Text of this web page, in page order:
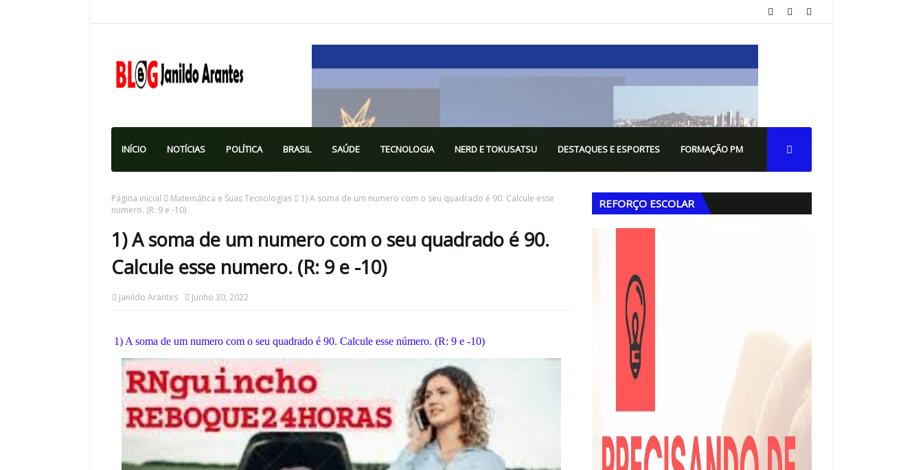
INÍCIO NOTÍCIAS POLÍTICA BRASIL SAÚDE TECNOLOGIA NERD E TOKUSATSU DESTAQUES E ESPORTES FORMAÇÃO PM
Página inicial Matemática e Suas Tecnologias
1) A soma de um numero com o seu quadrado é 90. Calcule esse
numero. (R: 9 e -10)
1) A soma de um numero com o seu quadrado é 90.
Calcule esse numero. (R: 9 e -10)
Janildo Arantes Junho 30, 2022
1) A soma de um numero com o seu quadrado é 90. Calcule esse número. (R: 9 e -10)
REFORÇO ESCOLAR